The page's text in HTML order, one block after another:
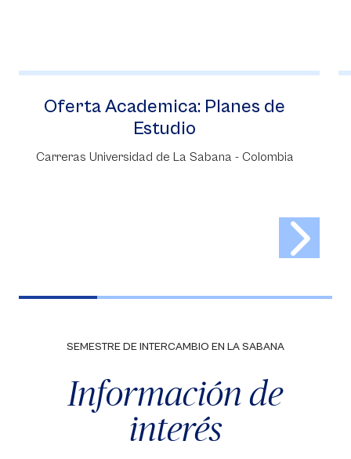
Oferta Academica: Planes de
Estudio
Carreras Universidad de La Sabana - Colombia
SEMESTRE DE INTERCAMBIO EN LA SABANA
Información de
interés